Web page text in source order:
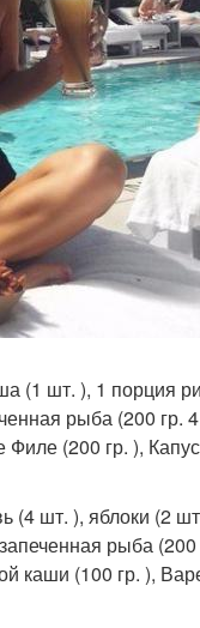
(1 шт. ), 1 порция
рыба (200 гр.
(200 гр. ),
(4 шт. ), яблоки (2
рыба
каши (100 гр. ),